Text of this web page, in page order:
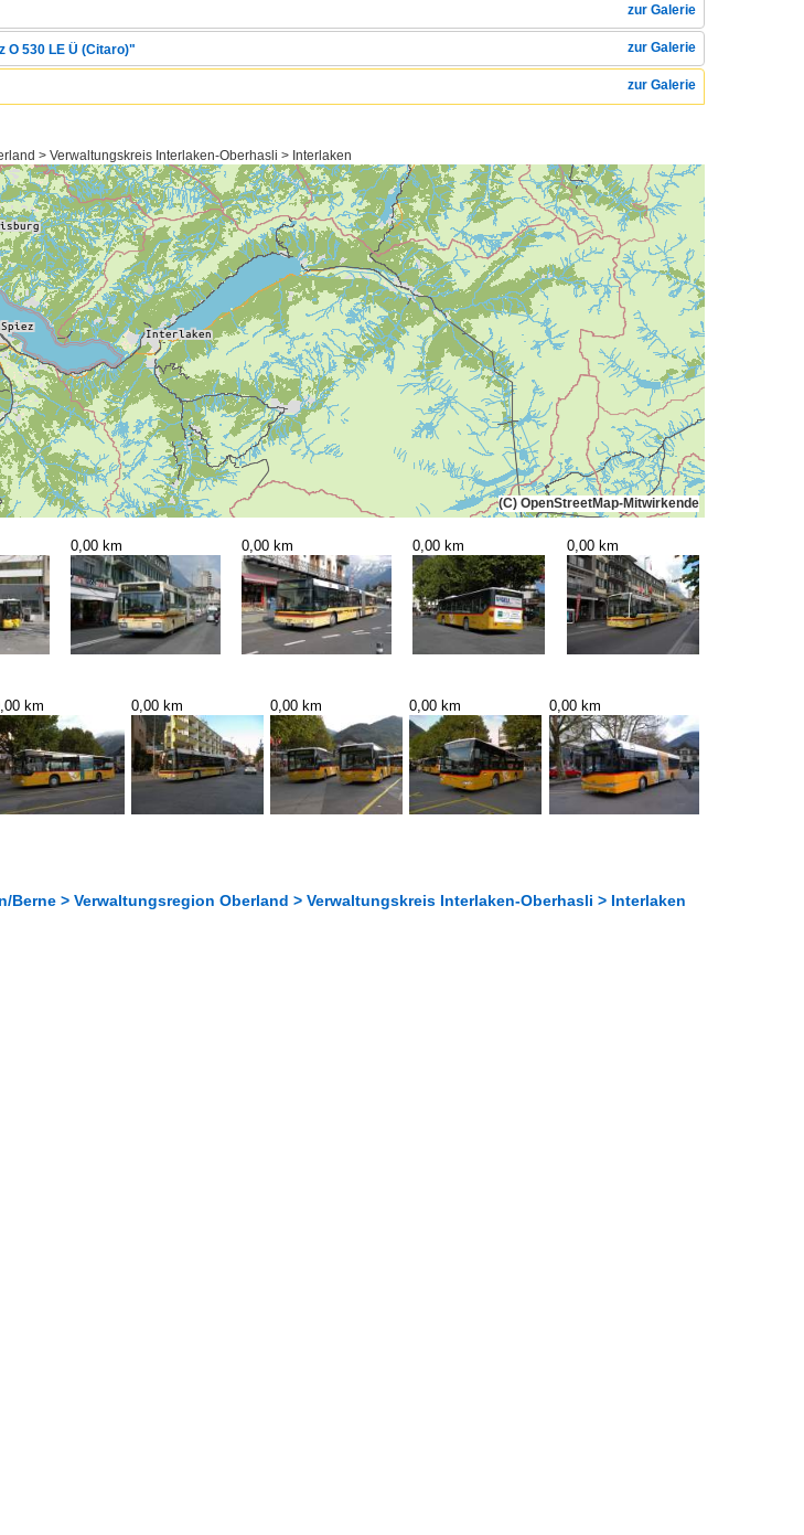
zur Galerie
zur Galerie
O 530 LE Ü (Citaro)"
zur Galerie
> Verwaltungskreis Interlaken-Oberhasli > Interlaken
(C) OpenStreetMap-Mitwirkende
0,00 km 0,00 km 0,00 km 0,00 km
km 0,00 km 0,00 km 0,00 km 0,00 km
Berne > Verwaltungsregion Oberland > Verwaltungskreis Interlaken-Oberhasli > Interlaken